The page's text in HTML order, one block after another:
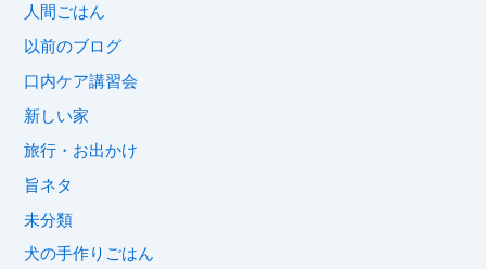
人間ごはん
以前のブログ
口内ケア講習会
新しい家
旅行・お出かけ
旨ネタ
未分類
犬の手作りごはん